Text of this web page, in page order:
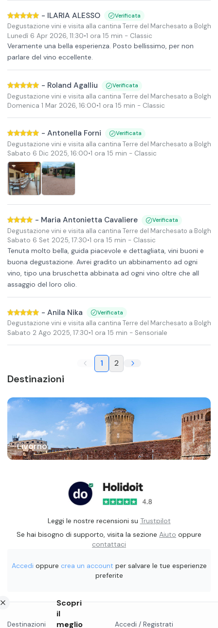
- ILARIA ALESSO Verificata
Degustazione vini e visita alla cantina Terre del Marchesato a
Lunedì 6 Apr 2026, 11:30•1 ora 15 min - Classic
Veramente una bella esperienza. Posto bellissimo, per non
parlare del vino eccellente.
- Roland Agalliu Verificata
Degustazione vini e visita alla cantina Terre del Marchesato a
Domenica 1 Mar 2026, 16:00•1 ora 15 min - Classic
- Antonella Forni Verificata
Degustazione vini e visita alla cantina Terre del Marchesato a
Sabato 6 Dic 2025, 16:00•1 ora 15 min - Classic
- Maria Antonietta Cavaliere Verificata
Degustazione vini e visita alla cantina Terre del Marchesato a
Sabato 6 Set 2025, 17:30•1 ora 15 min - Classic
Tenuta molto bella, guida piacevole e dettagliata, vini buoni e
buona degustazione. Avrei gradito un abbinamento ad ogni
vino, tipo una bruschetta abbinata ad ogni vino oltre che all
assaggio del loro olio.
- Anila Nika Verificata
Degustazione vini e visita alla cantina Terre del Marchesato a
Sabato 2 Ago 2025, 17:30•1 ora 15 min - Sensoriale
1 2
Destinazioni
Livorno
Leggi le nostre recensioni su Trustpilot
Se hai bisogno di supporto, visita la sezione Aiuto oppure
contattaci
Accedi oppure crea un account per salvare le tue esperienze
preferite
Destinazioni Accedi / Registrati
Scopri
il
meglio